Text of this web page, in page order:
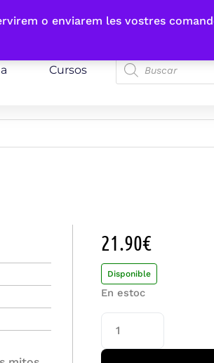
o enviarem les vostres
Cursos
21.90€
Disponible
En estoc